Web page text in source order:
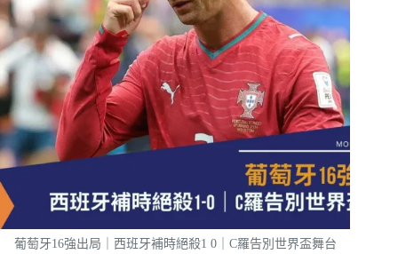
葡萄牙16強出局｜西班牙補時絕殺1 0｜C羅告別世界盃舞台